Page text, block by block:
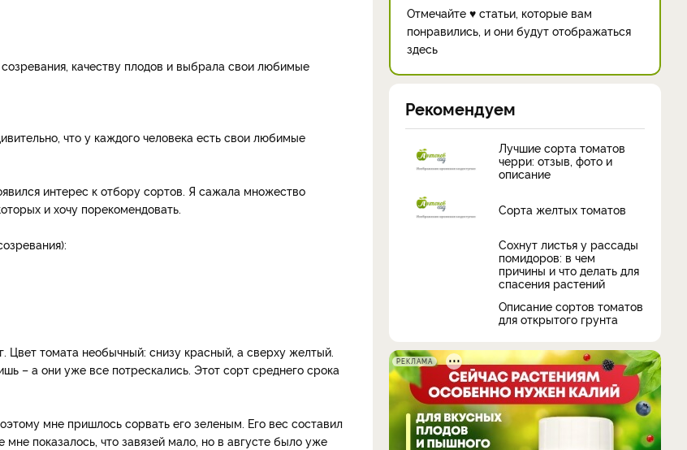
качеству плодов и выбрала свои любимые
что у каждого человека есть свои любимые
интерес к отбору сортов. Я сажала множество
и хочу порекомендовать.
томата необычный: снизу красный, а сверху желтый.
– а они уже все потрескались. Этот сорт среднего срока
мне пришлось сорвать его зеленым. Его вес составил
показалось, что завязей мало, но в августе было уже
Отмечайте ♥ статьи, которые вам
понравились, и они будут отображаться
здесь
Рекомендуем
Лучшие сорта томатов
черри: отзыв, фото и
описание
Сорта желтых томатов
Сохнут листья у рассады
помидоров: в чем
причины и что делать для
спасения растений
Описание сортов томатов
для открытого грунта
РЕКЛАМА